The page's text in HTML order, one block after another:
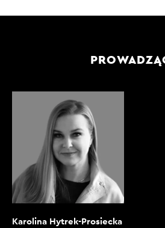
Karolina Hytrek-Prosiecka